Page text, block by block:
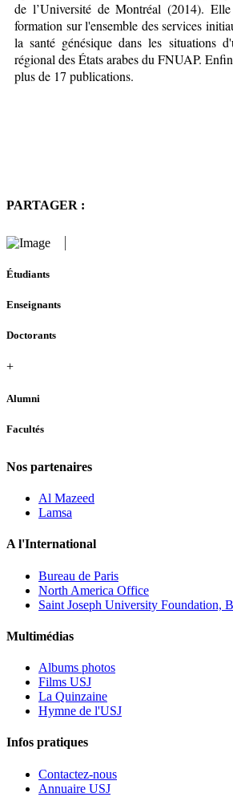
de l’Université de Montréal (2014).
formation sur l'ensemble des services
la santé génésique dans les situations
régional des États arabes du FNUAP.
plus de 17 publications.
PARTAGER :
Étudiants
Enseignants
Doctorants
+
Alumni
Facultés
Nos partenaires
Al Mazeed
Lamsa
A l'International
Bureau de Paris
North America Office
Saint Joseph University Foundation,
Multimédias
Albums photos
Films USJ
La Quinzaine
Hymne de l'USJ
Infos pratiques
Contactez-nous
Annuaire USJ